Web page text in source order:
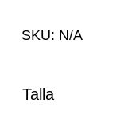
SKU: N/A
Talla